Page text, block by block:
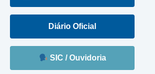
Diário Oficial
SIC / Ouvidoria